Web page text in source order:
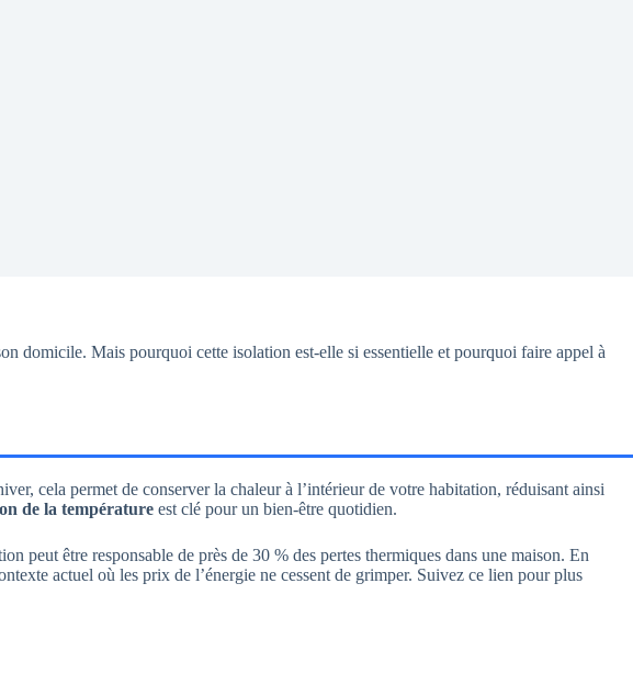
domicile. Mais pourquoi cette isolation est-elle si essentielle et pourquoi faire appel à
cela permet de conserver la chaleur à l’intérieur de votre habitation, réduisant ainsi
de la température est clé pour un bien-être quotidien.
peut être responsable de près de 30 % des pertes thermiques dans une maison. En
actuel où les prix de l’énergie ne cessent de grimper. Suivez ce lien pour plus